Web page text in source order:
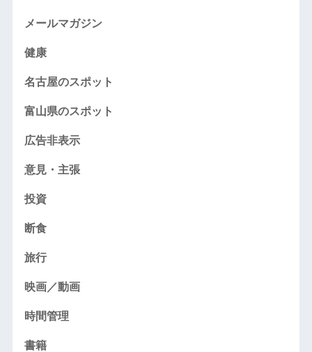
メールマガジン
健康
名古屋のスポット
富山県のスポット
広告非表示
意見・主張
投資
断食
旅行
映画／動画
時間管理
書籍